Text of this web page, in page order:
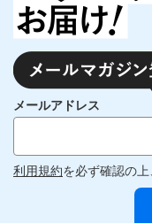
メールアドレス
利用規約を必ず確認の上